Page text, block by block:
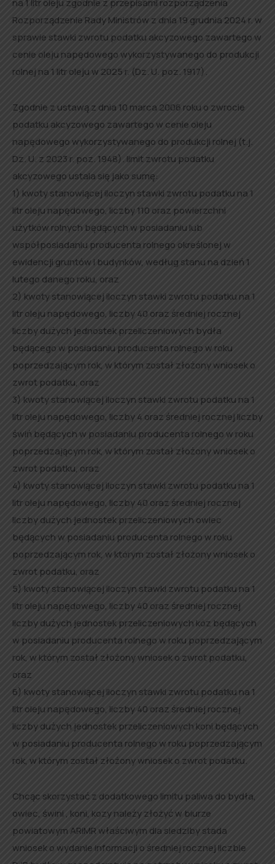
na 1 litr oleju zgodnie z przepisami rozporządzenia
Rozporządzenie Rady Ministrów z dnia 19 grudnia 2024 r. w
sprawie stawki zwrotu podatku akcyzowego zawartego w
cenie oleju napędowego wykorzystywanego do produkcji
rolnej na 1 litr oleju w 2025 r. (Dz. U. poz. 1917).
Zgodnie z ustawą z dnia 10 marca 2006 roku o zwrocie
podatku akcyzowego zawartego w cenie oleju
napędowego wykorzystywanego do produkcji rolnej (t.j.
Dz. U. z 2023 r. poz. 1948). limit zwrotu podatku
akcyzowego ustala się jako sumę:
1) kwoty stanowiącej iloczyn stawki zwrotu podatku na 1
litr oleju napędowego, liczby 110 oraz powierzchni
użytków rolnych będących w posiadaniu lub
współposiadaniu producenta rolnego określonej w
ewidencji gruntów i budynków, według stanu na dzień 1
lutego danego roku, oraz
2) kwoty stanowiącej iloczyn stawki zwrotu podatku na 1
litr oleju napędowego, liczby 40 oraz średniej rocznej
liczby dużych jednostek przeliczeniowych bydła
będącego w posiadaniu producenta rolnego w roku
poprzedzającym rok, w którym został złożony wniosek o
zwrot podatku, oraz
3) kwoty stanowiącej iloczyn stawki zwrotu podatku na 1
litr oleju napędowego, liczby 4 oraz średniej rocznej liczby
świń będących w posiadaniu producenta rolnego w roku
poprzedzającym rok, w którym został złożony wniosek o
zwrot podatku, oraz
4) kwoty stanowiącej iloczyn stawki zwrotu podatku na 1
litr oleju napędowego, liczby 40 oraz średniej rocznej
liczby dużych jednostek przeliczeniowych owiec
będących w posiadaniu producenta rolnego w roku
poprzedzającym rok, w którym został złożony wniosek o
zwrot podatku, oraz
5) kwoty stanowiącej iloczyn stawki zwrotu podatku na 1
litr oleju napędowego, liczby 40 oraz średniej rocznej
liczby dużych jednostek przeliczeniowych kóz będących
w posiadaniu producenta rolnego w roku poprzedzającym
rok, w którym został złożony wniosek o zwrot podatku,
oraz
6) kwoty stanowiącej iloczyn stawki zwrotu podatku na 1
litr oleju napędowego, liczby 40 oraz średniej rocznej
liczby dużych jednostek przeliczeniowych koni będących
w posiadaniu producenta rolnego w roku poprzedzającym
rok, w którym został złożony wniosek o zwrot podatku.
Chcąc skorzystać z dodatkowego limitu paliwa do bydła,
owiec, świni , koni, kozy należy złożyć w biurze
powiatowym ARiMR właściwym dla siedziby stada
wniosek o wydanie informacji o średniej rocznej liczbie